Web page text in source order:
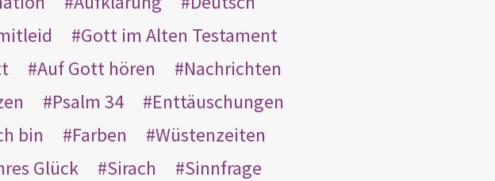
Gott im Alten Testament
Auf Gott hören
Nachrichten
Psalm 34
Enttäuschungen
bin Farben
Wüstenzeiten
Glück Sirach
Sinnfrage